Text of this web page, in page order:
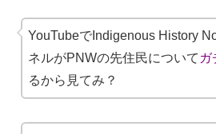
YouTubeでIndigenous History
ネルがPNWの先住民について ガ
るから見てみ？